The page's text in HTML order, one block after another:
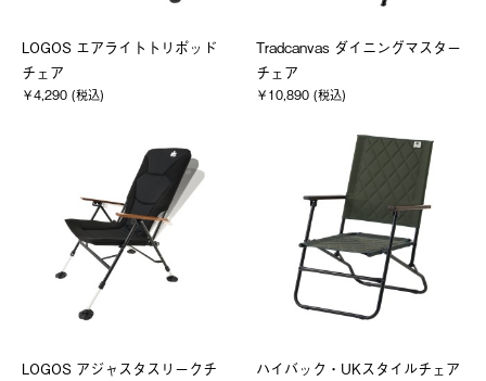
LOGOS エアライトトリポッド
チェア
￥4,290 (税込)
Tradcanvas ダイニングマスター
チェア
￥10,890 (税込)
LOGOS アジャスタスリークチ
ハイバック・UKスタイルチェア